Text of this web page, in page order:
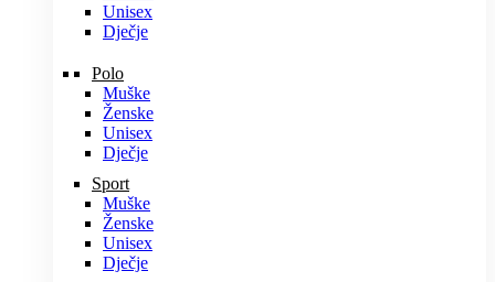
Unisex
Dječje
Polo
Muške
Ženske
Unisex
Dječje
Sport
Muške
Ženske
Unisex
Dječje